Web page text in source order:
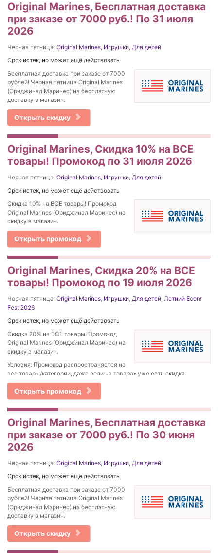
Original Marines, Бесплатная доставка
при заказе от 7000 руб.! По 31 июля
2026
Черная пятница: Original Marines, Игрушки, Для детей
Срок истек, но может ещё действовать
Бесплатная доставка при заказе от 7000
рублей! Черная пятница Original Marines
(Ориджинал Маринес) на бесплатную
доставку в магазин.
Открыть скидку
Original Marines, Скидка 10% на ВСЕ
товары! Промокод по 31 июля 2026
Черная пятница: Original Marines, Игрушки, Для детей
Срок истек, но может ещё действовать
Скидка 10% на ВСЕ товары! Промокод
Original Marines (Ориджинал Маринес) на
скидку в магазин.
Открыть промокод
Original Marines, Скидка 20% на ВСЕ
товары! Промокод по 19 июля 2026
Черная пятница: Original Marines, Игрушки, Для детей, Летний Ecom
Fest 2026
Срок истек, но может ещё действовать
Скидка 20% на ВСЕ товары! Промокод
Original Marines (Ориджинал Маринес) на
скидку в магазин.
Условия: Промокод распространяется на
все товары/категории, даже если на товарах уже есть скидка.
Открыть промокод
Original Marines, Бесплатная доставка
при заказе от 7000 руб.! По 30 июня
2026
Черная пятница: Original Marines, Игрушки, Для детей
Срок истек, но может ещё действовать
Бесплатная доставка при заказе от 7000
рублей! Черная пятница Original Marines
(Ориджинал Маринес) на бесплатную
доставку в магазин.
Открыть скидку